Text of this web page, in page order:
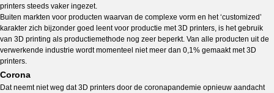
printers steeds vaker ingezet.
Buiten markten voor producten waarvan de complexe vorm en het ‘customized’
karakter zich bijzonder goed leent voor productie met 3D printers, is het gebruik
van 3D printing als productiemethode nog zeer beperkt. Van alle producten uit de
verwerkende industrie wordt momenteel niet meer dan 0,1% gemaakt met 3D
printers.
Corona
Dat neemt niet weg dat 3D printers door de coronapandemie opnieuw aandacht